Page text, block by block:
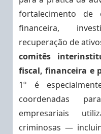
fortalecimento de
financeira,
recuperação de
comitês
fiscal, financeira e
1º é
coordenadas
empresariais
criminosas —